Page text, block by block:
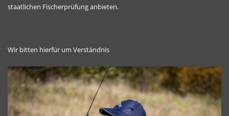
staatlichen Fischerprüfunganbieten.
Wir bitten hierfür um Verständnis